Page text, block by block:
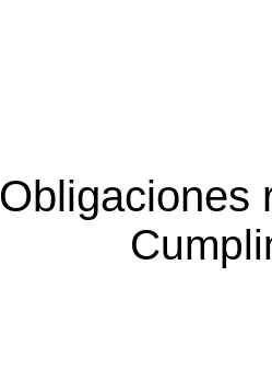
Obligaciones